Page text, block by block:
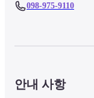
098-975-9110
안내 사항